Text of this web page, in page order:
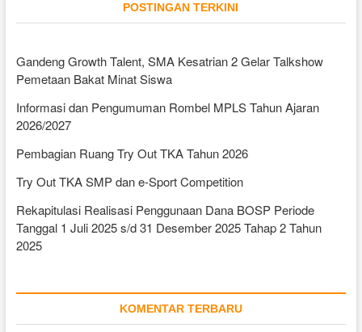
POSTINGAN TERKINI
Gandeng Growth Talent, SMA Kesatrian 2 Gelar Talkshow
Pemetaan Bakat Minat Siswa
Informasi dan Pengumuman Rombel MPLS Tahun Ajaran
2026/2027
Pembagian Ruang Try Out TKA Tahun 2026
Try Out TKA SMP dan e-Sport Competition
Rekapitulasi Realisasi Penggunaan Dana BOSP Periode
Tanggal 1 Juli 2025 s/d 31 Desember 2025 Tahap 2 Tahun
2025
KOMENTAR TERBARU